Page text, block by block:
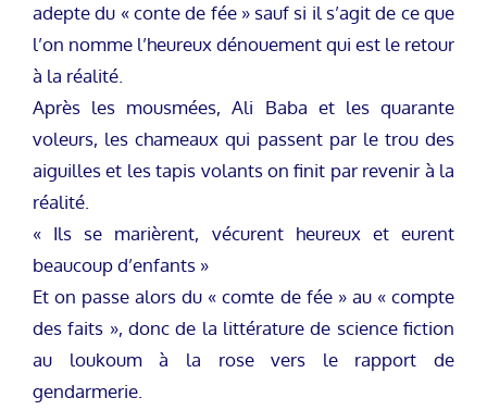
adepte du « conte de fée » sauf si il s’agit de ce que
l’on nomme l’heureux dénouement qui est le retour
à la réalité.
Après les mousmées, Ali Baba et les quarante
voleurs, les chameaux qui passent par le trou des
aiguilles et les tapis volants on finit par revenir à la
réalité.
« Ils se marièrent, vécurent heureux et eurent
beaucoup d’enfants »
Et on passe alors du « comte de fée » au « compte
des faits », donc de la littérature de science fiction
au loukoum à la rose vers le rapport de
gendarmerie.